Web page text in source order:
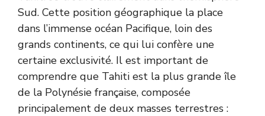
Sud. Cette position géographique la place
dans l’immense océan Pacifique, loin des
grands continents, ce qui lui confère une
certaine exclusivité. Il est important de
comprendre que Tahiti est la plus grande île
de la Polynésie française, composée
principalement de deux masses terrestres :